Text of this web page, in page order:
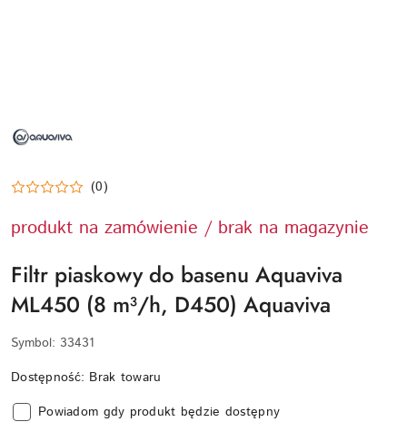
AQUAVIVA
(0)
produkt na zamówienie / brak na magazynie
Filtr piaskowy do basenu Aquaviva
ML450 (8 m³/h, D450) Aquaviva
Symbol: 33431
Dostępność: Brak towaru
Powiadom gdy produkt będzie dostępny